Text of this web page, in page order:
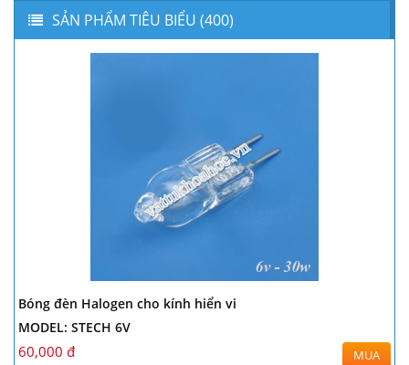
SẢN PHẨM TIÊU BIỂU (400)
Bóng đèn Halogen cho kính hiển vi
MODEL: STECH 6V
60,000 đ MUA